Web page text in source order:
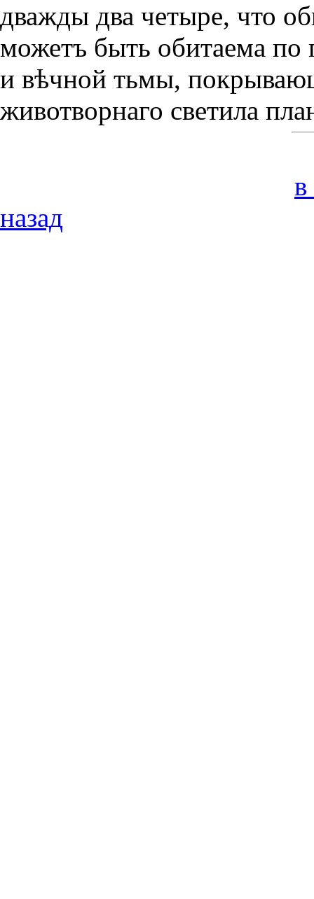
дважды два четыре, что
можетъ быть обитаема по
и вѣчной тьмы,
животворнаго светила
в
назад